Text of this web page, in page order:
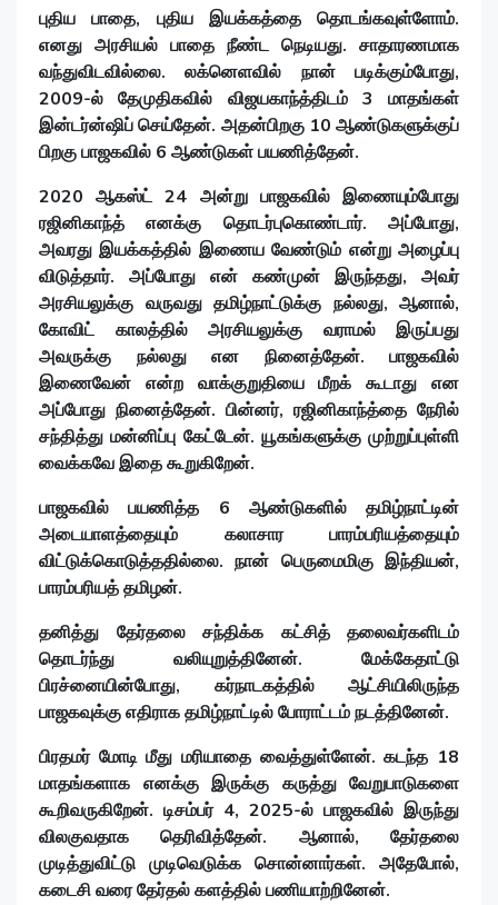
புதிய பாதை, புதிய இயக்கத்தை தொடங்கவுள்ளோம்.
எனது அரசியல் பாதை நீண்ட நெடியது. சாதாரணமாக
வந்துவிடவில்லை. லக்னெளவில் நான் படிக்கும்போது,
2009-ல் தேமுதிகவில் விஜயகாந்த்திடம் 3 மாதங்கள்
இன்டர்ன்ஷிப் செய்தேன். அதன்பிறகு 10 ஆண்டுகளுக்குப்
பிறகு பாஜகவில் 6 ஆண்டுகள் பயணித்தேன்.
2020 ஆகஸ்ட் 24 அன்று பாஜகவில் இணையும்போது
ரஜினிகாந்த் எனக்கு தொடர்புகொண்டார். அப்போது,
அவரது இயக்கத்தில் இணைய வேண்டும் என்று அழைப்பு
விடுத்தார். அப்போது என் கண்முன் இருந்தது, அவர்
அரசியலுக்கு வருவது தமிழ்நாட்டுக்கு நல்லது, ஆனால்,
கோவிட் காலத்தில் அரசியலுக்கு வராமல் இருப்பது
அவருக்கு நல்லது என நினைத்தேன். பாஜகவில்
இணைவேன் என்ற வாக்குறுதியை மீறக் கூடாது என
அப்போது நினைத்தேன். பின்னர், ரஜினிகாந்த்தை நேரில்
சந்தித்து மன்னிப்பு கேட்டேன். யூகங்களுக்கு முற்றுப்புள்ளி
வைக்கவே இதை கூறுகிறேன்.
பாஜகவில் பயணித்த 6 ஆண்டுகளில் தமிழ்நாட்டின்
அடையாளத்தையும் கலாசார பாரம்பரியத்தையும்
விட்டுக்கொடுத்ததில்லை. நான் பெருமைமிகு இந்தியன்,
பாரம்பரியத் தமிழன்.
தனித்து தேர்தலை சந்திக்க கட்சித் தலைவர்களிடம்
தொடர்ந்து வலியுறுத்தினேன். மேக்கேதாட்டு
பிரச்னையின்போது, கர்நாடகத்தில் ஆட்சியிலிருந்த
பாஜகவுக்கு எதிராக தமிழ்நாட்டில் போராட்டம் நடத்தினேன்.
பிரதமர் மோடி மீது மரியாதை வைத்துள்ளேன். கடந்த 18
மாதங்களாக எனக்கு இருக்கு கருத்து வேறுபாடுகளை
கூறிவருகிறேன். டிசம்பர் 4, 2025-ல் பாஜகவில் இருந்து
விலகுவதாக தெரிவித்தேன். ஆனால், தேர்தலை
முடித்துவிட்டு முடிவெடுக்க சொன்னார்கள். அதேபோல்,
கடைசி வரை தேர்தல் களத்தில் பணியாற்றினேன்.